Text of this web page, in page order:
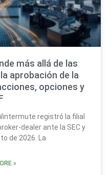
más allá de las
aprobación de la
opciones y
registró la filial
dealer ante la SEC y
de 2026. La
»